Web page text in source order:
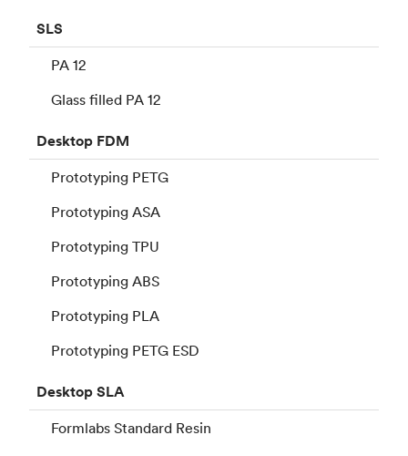
SLS
PA 12
Glass filled PA 12
Desktop FDM
Prototyping PETG
Prototyping ASA
Prototyping TPU
Prototyping ABS
Prototyping PLA
Prototyping PETG ESD
DesktopSLA
Formlabs Standard Resin